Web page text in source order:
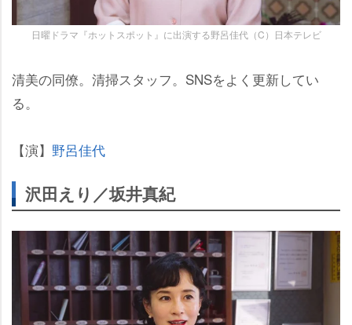
日曜ドラマ『ホットスポット』に出演する野呂佳代（C）日本テレビ
清美の同僚。清掃スタッフ。SNSをよく更新してい
る。
【演】 野呂佳代
沢田えり／坂井真紀